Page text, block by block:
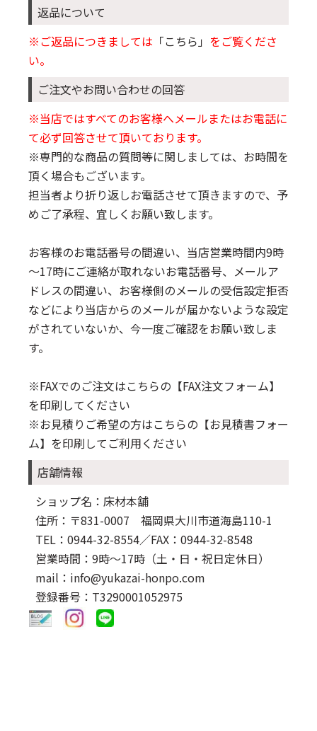
返品について
※ご返品につきましては 「こちら」 をご覧くださ
い。
ご注文やお問い合わせの回答
※当店ではすべてのお客様へメールまたはお電話に
て必ず回答させて頂いております。
※専門的な商品の質問等に関しましては、お時間を
頂く場合もございます。
担当者より折り返しお電話させて頂きますので、予
めご了承程、宜しくお願い致します。
お客様のお電話番号の間違い、当店営業時間内9時
～17時にご連絡が取れないお電話番号、メールア
ドレスの間違い、お客様側のメールの受信設定拒否
などにより当店からのメールが届かないような設定
がされていないか、今一度ご確認をお願い致しま
す。
※FAXでのご注文はこちらの 【FAX注文フォーム】
を印刷してください
※お見積りご希望の方はこちらの 【お見積書フォー
ム】 を印刷してご利用ください
店舗情報
ショップ名：床材本舗
住所：〒831-0007 福岡県大川市道海島110-1
TEL：0944-32-8554／FAX：0944-32-8548
営業時間：9時～17時（土・日・祝日定休日）
mail：info@yukazai-honpo.com
登録番号：T3290001052975